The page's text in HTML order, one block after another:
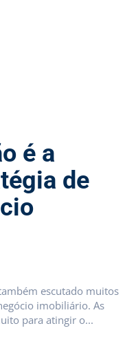
é a
de
escutado muitos
imobiliário. As
para atingir o...